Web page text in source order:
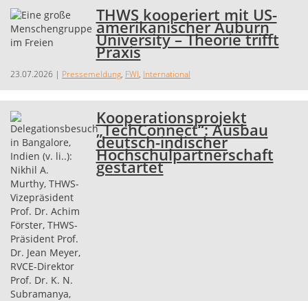
THWS kooperiert mit US-
amerikanischer Auburn
University – Theorie trifft
Praxis
23.07.2026 | Pressemeldung, FWI, International
Kooperationsprojekt
„TechConnect“: Ausbau
deutsch-indischer
Hochschulpartnerschaft
gestartet